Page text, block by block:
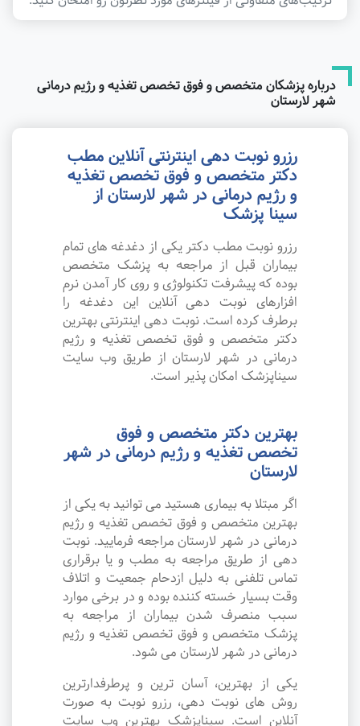
درباره پزشکان متخصص و فوق تخصص تغذیه و رژیم درمانی
شهر لارستان
رزرو نوبت دهی اینترنتی آنلاین مطب
دکتر متخصص و فوق تخصص تغذیه
و رژیم درمانی در شهر لارستان از
سینا پزشک
رزرو نوبت مطب دکتر یکی از دغدغه های تمام
بیماران قبل از مراجعه به پزشک متخصص
بوده که پیشرفت تکنولوژی و روی کار آمدن نرم
افزارهای نوبت دهی آنلاین این دغدغه را
برطرف کرده است. نوبت دهی اینترنتی بهترین
دکتر متخصص و فوق تخصص تغذیه و رژیم
درمانی در شهر لارستان از طریق وب سایت
سیناپزشک امکان پذیر است.
بهترین دکتر متخصص و فوق
تخصص تغذیه و رژیم درمانی در شهر
لارستان
اگر مبتلا به بیماری هستید می توانید به یکی از
بهترین متخصص و فوق تخصص تغذیه و رژیم
درمانی در شهر لارستان مراجعه فرمایید. نوبت
دهی از طریق مراجعه به مطب و یا برقراری
تماس تلفنی به دلیل ازدحام جمعیت و اتلاف
وقت بسیار خسته کننده بوده و در برخی موارد
سبب منصرف شدن بیماران از مراجعه به
پزشک متخصص و فوق تخصص تغذیه و رژیم
درمانی در شهر لارستان می شود.
یکی از بهترین، آسان ترین و پرطرفدارترین
روش های نوبت دهی، رزرو نوبت به صورت
آنلاین است. سیناپزشک بهترین وب سایت